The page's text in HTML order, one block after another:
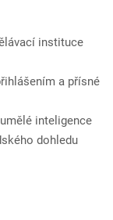
instituce
a přísné
inteligence
dohledu